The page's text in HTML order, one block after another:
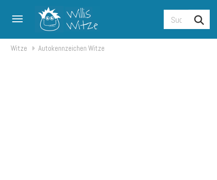
Toggle navigation
Witze Autokennzeichen Witze